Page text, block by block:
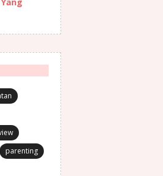
parenting